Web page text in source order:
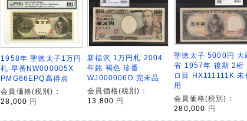
1958年 聖徳太子1万円
札 早番NW000005X
PMG66EPQ高得点
会員価格(税別)：
28,000 円
新福沢 1万円札 2004
年銘 褐色 珍番
WJ000006D 完未品
会員価格(税別)：
13,800 円
聖徳太子 5000円 大
省 1957年 後期 2桁
ロ目 HX111111K 未
用
会員価格(税別)：
280,000 円